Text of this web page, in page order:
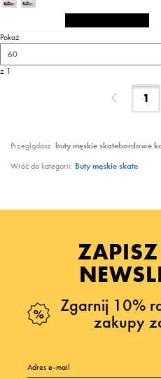
Pokaż
60
z 1
Przeglądasz buty męskie skatebordowe
Wróć do kategorii: Buty męskie skate
Zgarnij 10%
zakupy
Adres e-mail